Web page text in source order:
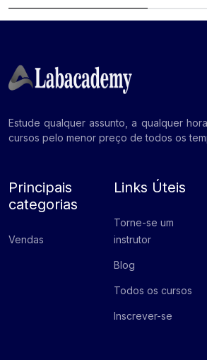
Estude qualquer assunto, a qualquer
cursos pelo menor preço de todos os
Principais
categorias
Vendas
Links Úteis
Torne-se um
instrutor
Blog
Todos os cursos
Inscrever-se